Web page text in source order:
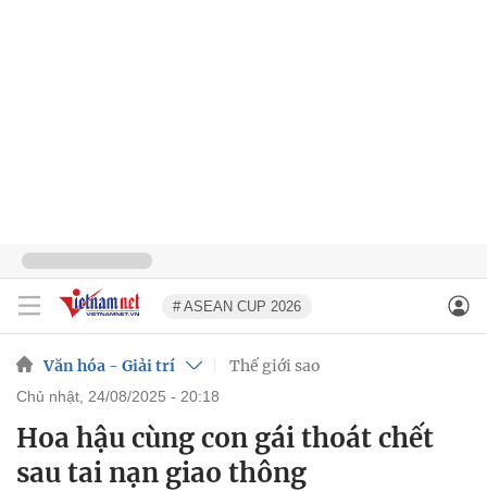
# ASEAN CUP 2026
Văn hóa - Giải trí Thế giới sao
chủ nhật, 24/08/2025 - 20:18
Hoa hậu cùng con gái thoát chết
sau tai nạn giao thông